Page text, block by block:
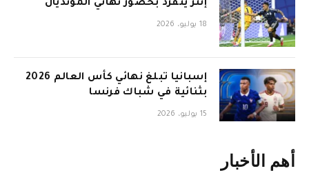
إنتر ينفرد بحضور نهائي المونديال
18 يوليو، 2026
إسبانيا تبلغ نهائي كأس العالم 2026
بثنائية في شباك فرنسا
15 يوليو، 2026
أهم الأخبار